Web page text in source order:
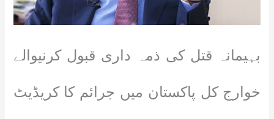
بہیمانہ قتل کی ذمہ داری قبول کرنیوالے
خوارج کل پاکستان میں جرائم کا کریڈیٹ